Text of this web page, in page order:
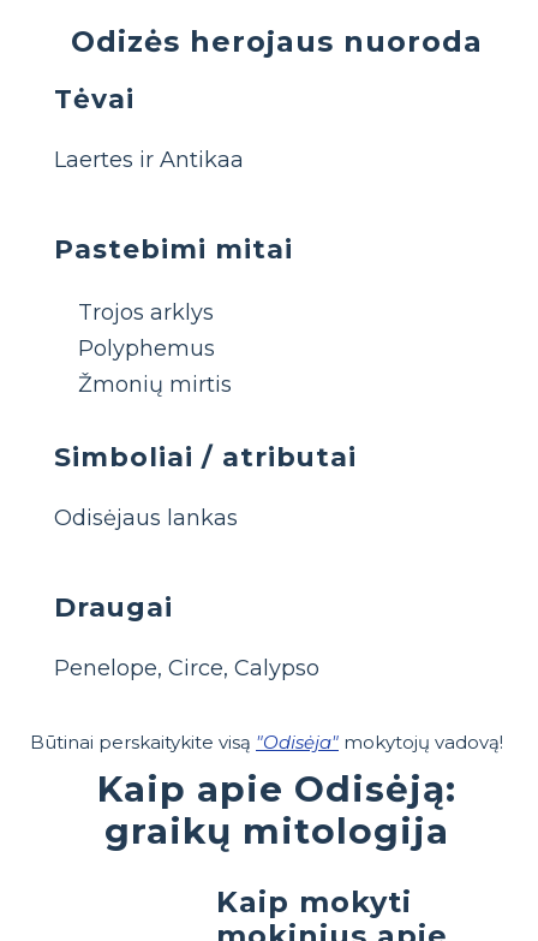
Odizės herojaus nuoroda
Tėvai
Laertes ir Antikaa
Pastebimi mitai
Trojos arklys
Polyphemus
Žmonių mirtis
Simboliai / atributai
Odisėjaus lankas
Draugai
Penelope, Circe, Calypso
Būtinai perskaitykite visą "Odisėja" mokytojų vadovą!
Kaip apie Odisėją:
graikų mitologija
Kaip mokyti